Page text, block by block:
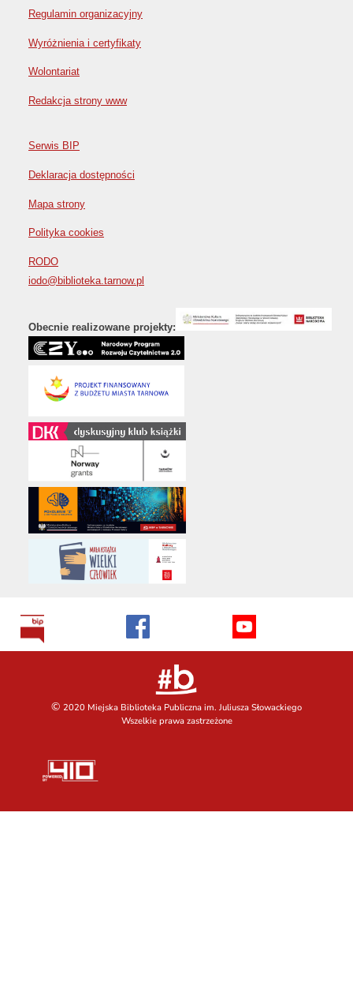
Regulamin organizacyjny
Wyróżnienia i certyfikaty
Wolontariat
Redakcja strony www
Serwis BIP
Deklaracja dostępności
Mapa strony
Polityka cookies
RODO
iodo@biblioteka.tarnow.pl
Obecnie realizowane projekty:
© 2020 Miejska Biblioteka Publiczna im. Juliusza Słowackiego
Wszelkie prawa zastrzeżone